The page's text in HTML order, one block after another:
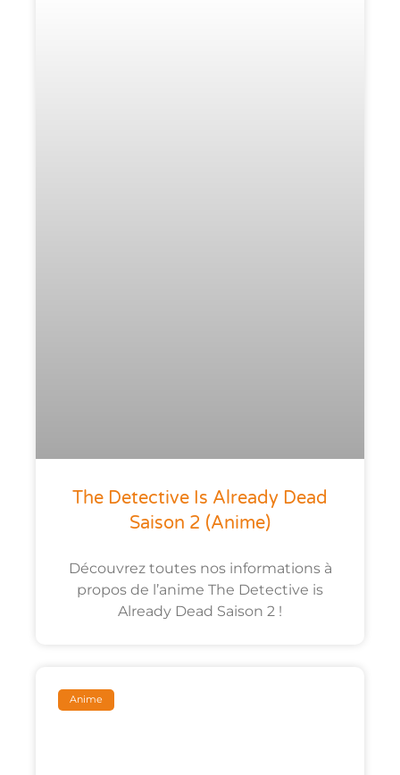
The Detective Is Already Dead
Saison 2 (anime)
Découvrez toutes nos informations à
propos de l’anime The Detective is
Already Dead Saison 2 !
Anime